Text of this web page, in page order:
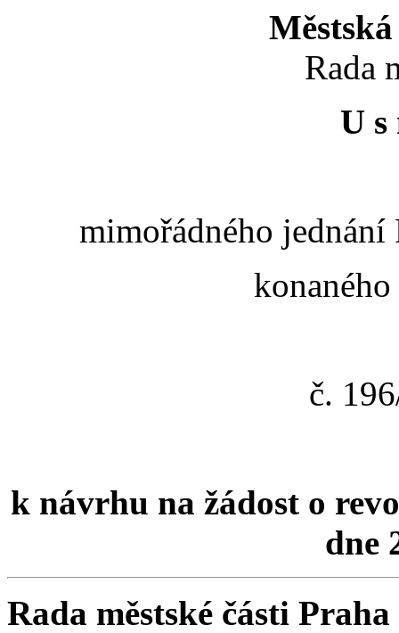
Rada
U s
mimořádného jednání
č.
k návrhu na žádost o
dne
Rada městské části Praha